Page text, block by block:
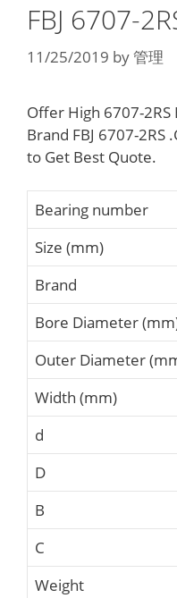
FBJ 6707-
11/25/2019 by管理
Offer High 6707-
Brand FBJ 6707-2RS
to Get Best Quote.
Bearing number
Size (mm)
Brand
Bore Diameter
Outer Diameter
Width (mm)
d
D
B
C
Weight